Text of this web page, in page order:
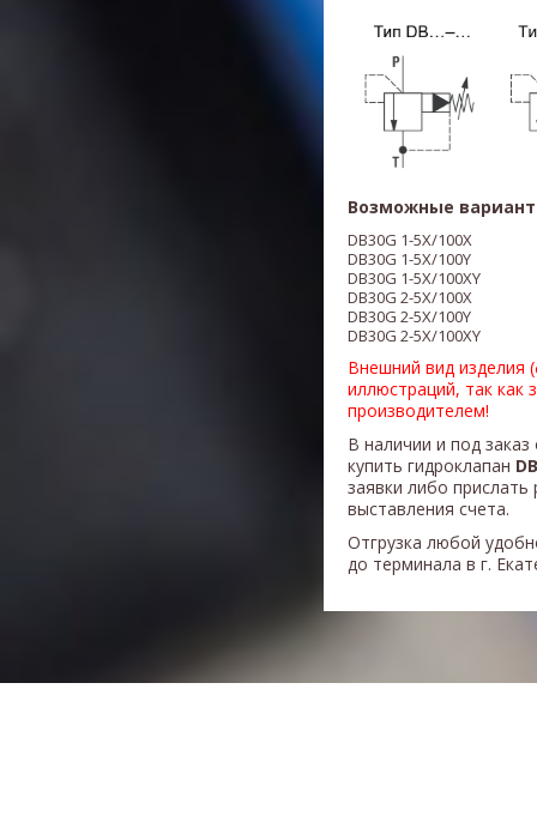
Возможные
DB30G 1-5X/100X
DB30G 1-5X/100Y
DB30G 1-5X/100XY
DB30G 2-5X/100X
DB30G 2-5X/100Y
DB30G 2-5X/100XY
Внешний вид изделия
иллюстраций, так как
производителем!
В наличии и под
купить гидроклапан
заявки либо
выставления счета.
Отгрузка любой
до терминала в г.